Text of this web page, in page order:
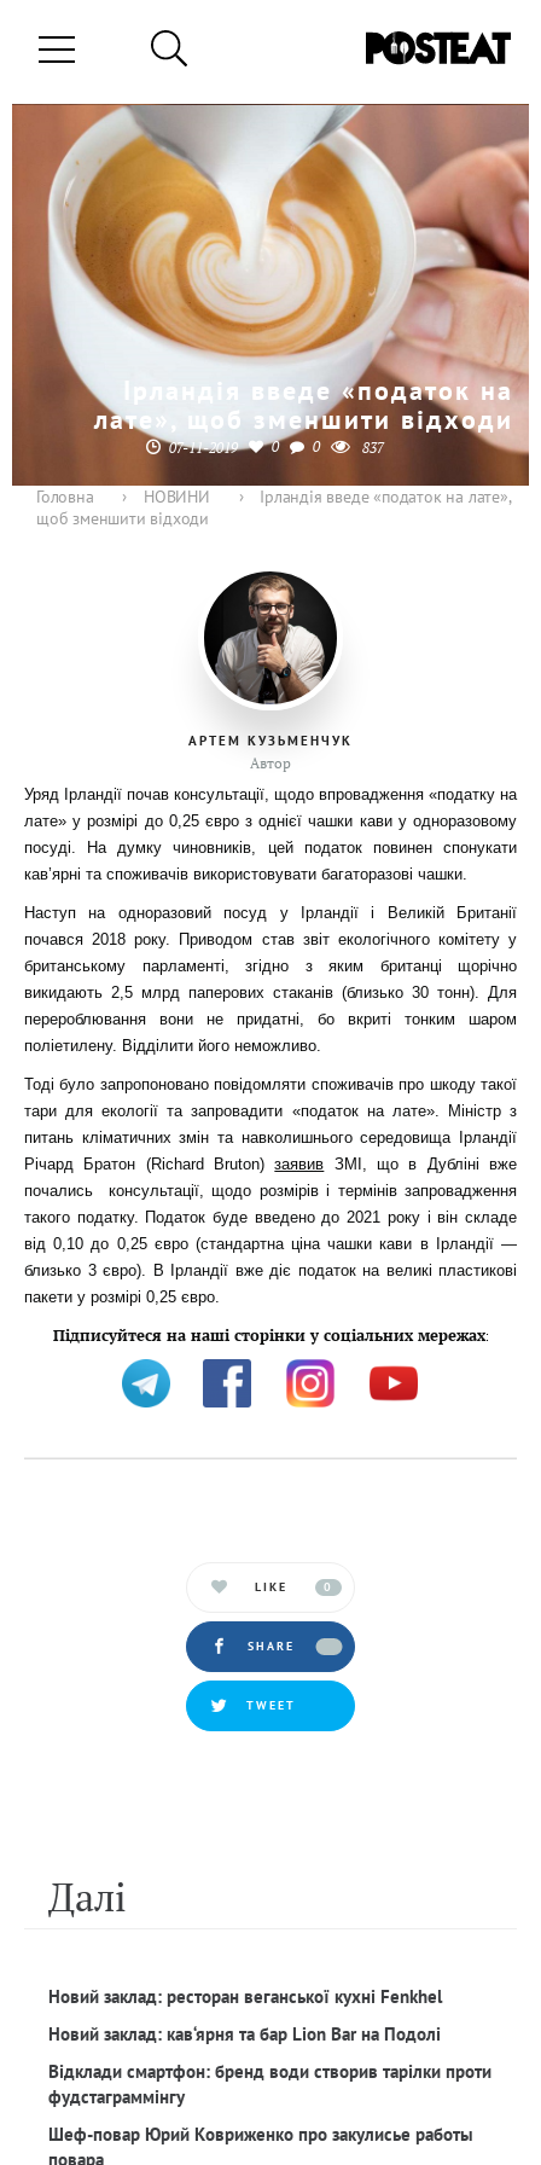
Ірландія введе «податок на
лате», щоб зменшити відходи
07-11-2019 0 0 837
Головна › НОВИНИ ›
Ірландія введе «податок на лате»,
щоб зменшити відходи
АРТЕМ КУЗЬМЕНЧУК
Автор
Уряд Ірландії почав консультації, щодо впровадження «податку на
лате» у розмірі до 0,25 євро з однієї чашки кави у одноразовому
посуді. На думку чиновників, цей податок повинен спонукати
кав’ярні та споживачів використовувати багаторазові чашки.
Наступ на одноразовий посуд у Ірландії і Великій Британії
почався 2018 року. Приводом став звіт екологічного комітету у
британському парламенті, згідно з яким британці щорічно
викидають 2,5 млрд паперових стаканів (близько 30 тонн). Для
перероблювання вони не придатні, бо вкриті тонким шаром
поліетилену. Відділити його неможливо.
Тоді було запропоновано повідомляти споживачів про шкоду такої
тари для екології та запровадити «податок на лате». Міністр з
питань кліматичних змін та навколишнього середовища Ірландії
Річард Братон (Richard Bruton)заявив ЗМІ, що в Дубліні вже
почались консультації, щодо розмірів і термінів запровадження
такого податку. Податок буде введено до 2021 року і він складе
від 0,10 до 0,25 євро (стандартна ціна чашки кави в Ірландії —
близько 3 євро). В Ірландії вже діє податок на великі пластикові
пакети у розмірі 0,25 євро.
Підписуйтеся на наші сторінки у соціальних мережах:
LIKE 0
SHARE
TWEET
Далi
Новий заклад: ресторан веганської кухні Fenkhel
Новий заклад: кав‘ярня та бар Lion Bar на Подолі
Відклади смартфон: бренд води створив тарілки проти
фудстаграммінгу
Шеф-повар Юрий Ковриженко про закулисье работы
повара